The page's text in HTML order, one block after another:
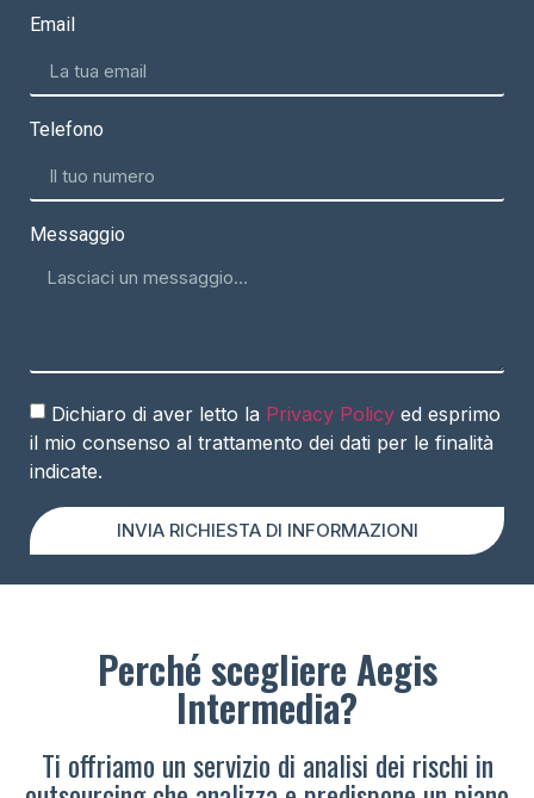
Email
Telefono
Messaggio
Dichiaro di aver letto la Privacy Policy ed esprimo
il mio consenso al trattamento dei dati per le finalità
indicate.
INVIA RICHIESTA DI INFORMAZIONI
Perché scegliere Aegis
Intermedia?
Ti offriamo un servizio di analisi dei rischi in